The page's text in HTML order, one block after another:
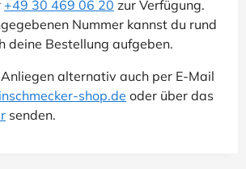
+49 30 469 06 20 zur Verfügung.
Nummer kannst du rund
deine Bestellung aufgeben.
alternativ auch per E-Mail
shop.de oder über das
senden.